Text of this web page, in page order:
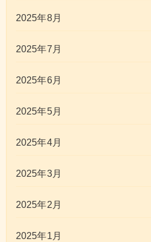
2025年8月
2025年7月
2025年6月
2025年5月
2025年4月
2025年3月
2025年2月
2025年1月